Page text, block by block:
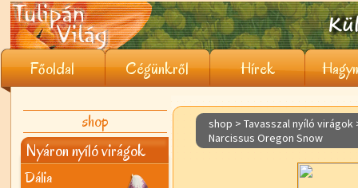
Főoldal Cégünkről Hírek
shop
Nyáron nyíló virágok
Dália
shop > Tavasszal nyíló virágok
Narcissus Oregon Snow